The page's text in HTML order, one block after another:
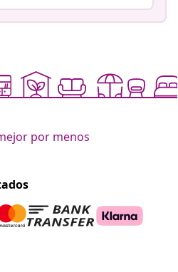
por menos